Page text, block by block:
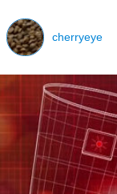
cherryeye